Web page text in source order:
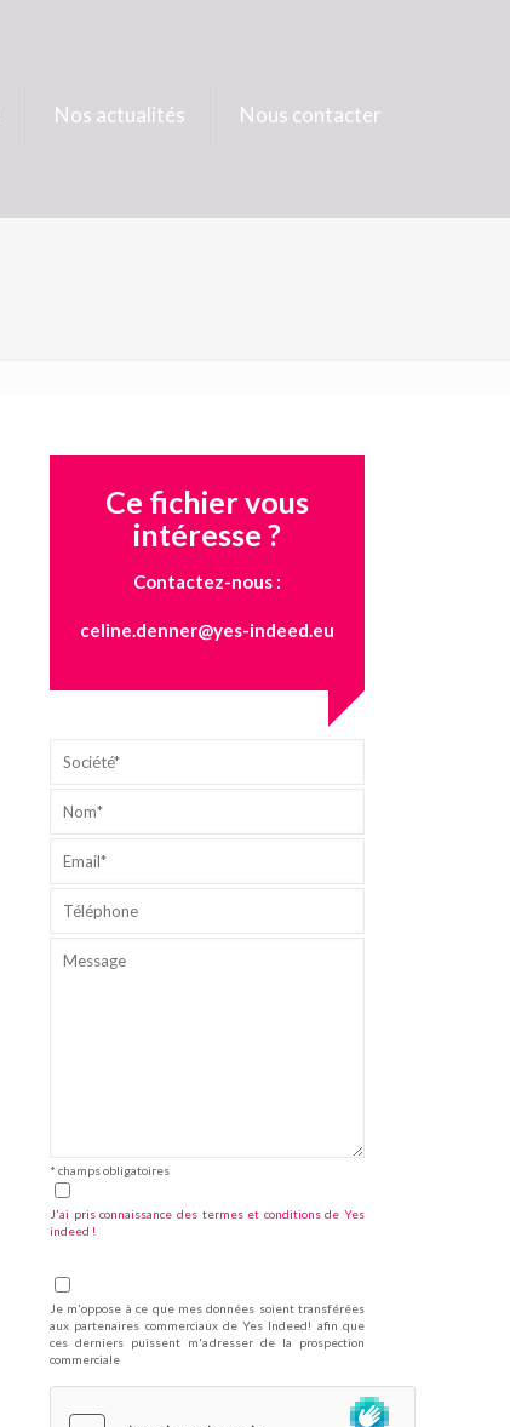
Nos actualités Nous contacter
Ce fichier vous
intéresse ?
Contactez-nous :
celine.denner@yes-indeed.eu
* champs obligatoires
J'ai pris connaissance des termes et conditions de Yes
indeed !
Je m'oppose à ce que mes données soient transférées
aux partenaires commerciaux de Yes Indeed! afin que
ces derniers puissent m'adresser de la prospection
commerciale